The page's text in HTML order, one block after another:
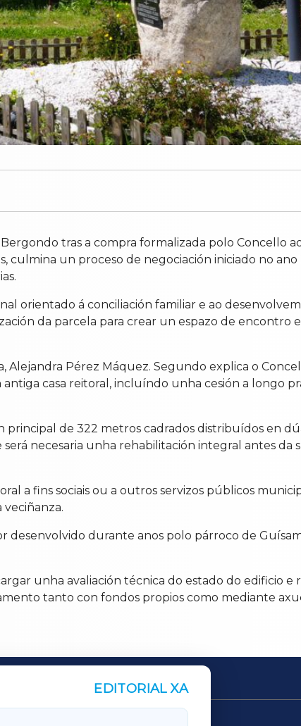
tras a compra formalizada polo Concello
un proceso de negociación iniciado no ano
orientado á conciliación familiar e ao
da parcela para crear un espazo de encontro
Pérez Máquez. Segundo explica o
casa reitoral, incluíndo unha cesión a longo
de 322 metros cadrados distribuídos en
necesaria unha rehabilitación integral antes da
a fins sociais ou a outros servizos públicos
durante anos polo párroco de
unha avaliación técnica do estado do edificio e
tanto con fondos propios como mediante
EDITORIAL XA